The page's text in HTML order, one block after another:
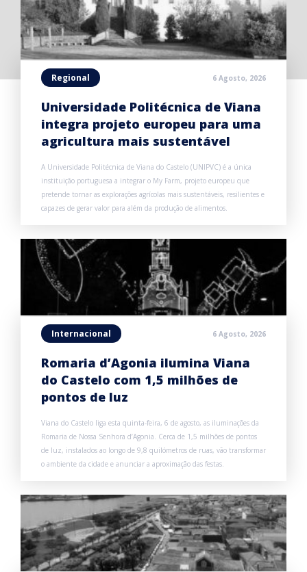
Regional 6 Agosto, 2026
Universidade Politécnica de Viana
integra projeto europeu para uma
agricultura mais sustentável
A Universidade Politécnica de Viana do Castelo (UNIPVC) é a única
instituição portuguesa a integrar o My Farm, projeto europeu que
pretende tornar as explorações agrícolas mais sustentáveis, resilientes e
capazes de gerar valor para além da produção de alimentos.
Internacional 6 Agosto, 2026
Romaria d’Agonia ilumina Viana
do Castelo com 1,5 milhões de
pontos de luz
Viana do Castelo liga esta quinta-feira, 6 de agosto, as iluminações da
Romaria de Nossa Senhora d’Agonia. Cerca de 1,5 milhões de pontos
de luz, instalados ao longo de 9,8 quilómetros de ruas, vão transformar
o ambiente da cidade e anunciar a aproximação das festas.